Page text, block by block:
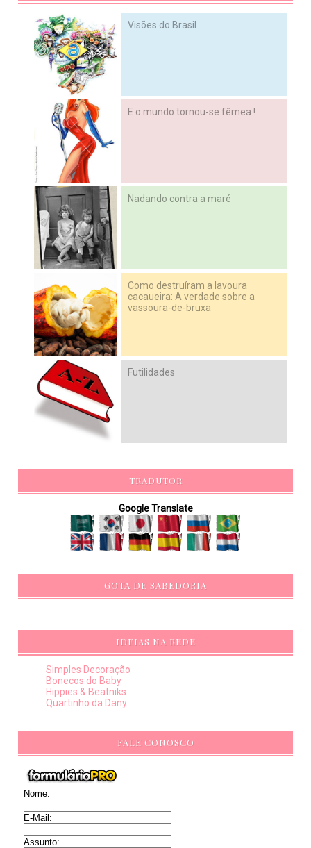
Visões do Brasil
E o mundo tornou-se fêmea !
Nadando contra a maré
Como destruíram a lavoura
cacaueira: A verdade sobre a
vassoura-de-bruxa
Futilidades
TRADUTOR
Google Translate
GOTA DE SABEDORIA
IDEIAS NA REDE
Simples Decoração
Bonecos do Baby
Hippies & Beatniks
Quartinho da Dany
FALE CONOSCO
Nome:
E-Mail:
Assunto: